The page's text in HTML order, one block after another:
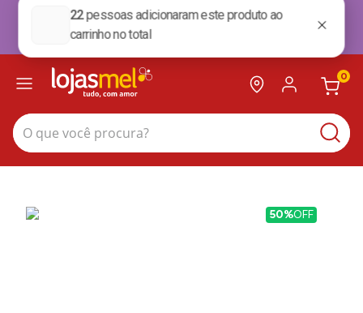
Ganhe R$15 OFF + Frete Grátis na sua primeira compra no site*. Use cupom
BoasVindas. *para compras acima de 199,99
0
O que você procura?
50%OFF